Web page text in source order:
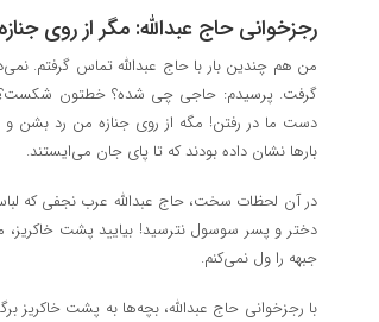
رجزخوانی حاج عبدالله: مگر از روی
من هم چندین بار با حاج عبدالله تماس گرفتم.
گرفت. پرسیدم: حاجی چی شده؟ خطتون شکست؟
دست ما در رفتن! مگه از روی جنازه من رد بشن و
بار‌ها نشان داده بودند که تا پای جان می‌ایستند.
در آن لحظات سخت، حاج عبدالله عرب نجفی که
دختر و پسر سوسول نترسید! بیایید پشت خاکریز،
جبهه را ول نمی‌کنم.
با رجزخوانی حاج عبدالله، بچه‌ها به پشت خاکریز